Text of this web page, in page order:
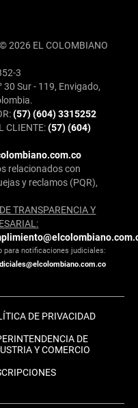
2026 EL COLOMBIANO
3
30 Sur - 119, Envigado,
(57) (604) 3315252
CLIENTE:(57) (604)
relacionados con
y reclamos (PQR),
TRANSPARENCIA Y
para notificaciones judiciales:
DE PRIVACIDAD
DE
Y COMERCIO